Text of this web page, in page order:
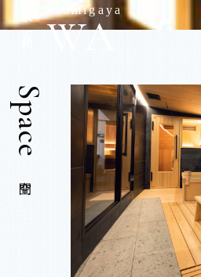
izumigaya
泉ヶ谷 和